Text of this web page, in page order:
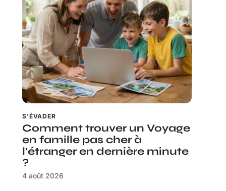
S'ÉVADER
Comment trouver un Voyage
en famille pas cher à
l’étranger en dernière minute
?
4 août 2026